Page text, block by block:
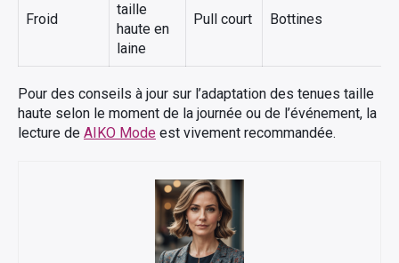
Froid
taille
haute en
laine
Pull court Bottines
Pour des conseils à jour sur l’adaptation des tenues taille
haute selon le moment de la journée ou de l’événement, la
lecture de AIKO Mode est vivement recommandée.